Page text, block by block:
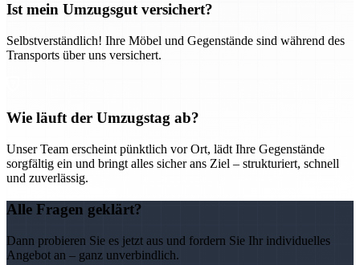
Ist mein Umzugsgut versichert?
Selbstverständlich! Ihre Möbel und Gegenstände sind während des
Transports über uns versichert.
Wie läuft der Umzugstag ab?
Unser Team erscheint pünktlich vor Ort, lädt Ihre Gegenstände
sorgfältig ein und bringt alles sicher ans Ziel – strukturiert, schnell
und zuverlässig.
Alle Fragen geklärt?
Dann probieren Sie es jetzt aus und fordern Sie Ihr individuelles
Angebot an – ganz unverbindlich.